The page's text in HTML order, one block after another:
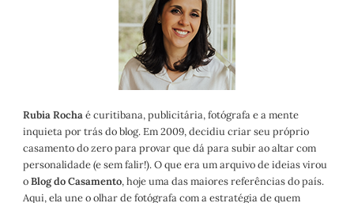
Rubia Rochaé curitibana, publicitária, fotógrafa e a mente
inquieta por trás do blog. Em 2009, decidiu criar seu próprio
casamento do zero para provar que dá para subir ao altar com
personalidade (e sem falir!). O que era um arquivo de ideias virou
oBlog do Casamento, hoje uma das maiores referências do país.
Aqui, ela une o olhar de fotógrafa com a estratégia de quem